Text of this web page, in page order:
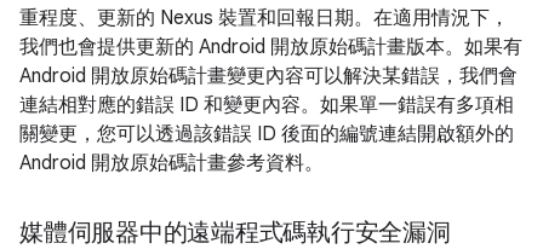
重程度、更新的 Nexus 裝置和回報日期。在適用情況下，
我們也會提供更新的 Android 開放原始碼計畫版本。如果有
Android 開放原始碼計畫變更內容可以解決某錯誤，我們會
連結相對應的錯誤 ID 和變更內容。如果單一錯誤有多項相
關變更，您可以透過該錯誤 ID 後面的編號連結開啟額外的
Android 開放原始碼計畫參考資料。
媒體伺服器中的遠端程式碼執行安全漏洞